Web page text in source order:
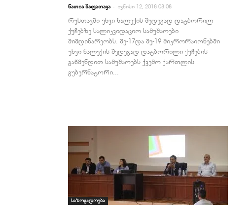
ნათია შაფათავა - ივნისი 12, 2018 08:08
რუსთავში უხვი ნალექის შედეგად დატბორილ
ქუჩებზე სალიკვიდაციო სამუშაოები
მიმდინარეობს. მე-17და მე-19 მიკრორაიონებში
უხვი ნალექის შედეგად დატბორილი ქუჩების
გაწმენდით სამუშაოებს ქვემო ქართლის
გუბერნატორი...
საზოგადოება